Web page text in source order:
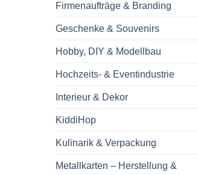
Firmenaufträge & Branding
Geschenke & Souvenirs
Hobby, DIY & Modellbau
Hochzeits- & Eventindustrie
Interieur & Dekor
KiddiHop
Kulinarik & Verpackung
Metallkarten – Herstellung &